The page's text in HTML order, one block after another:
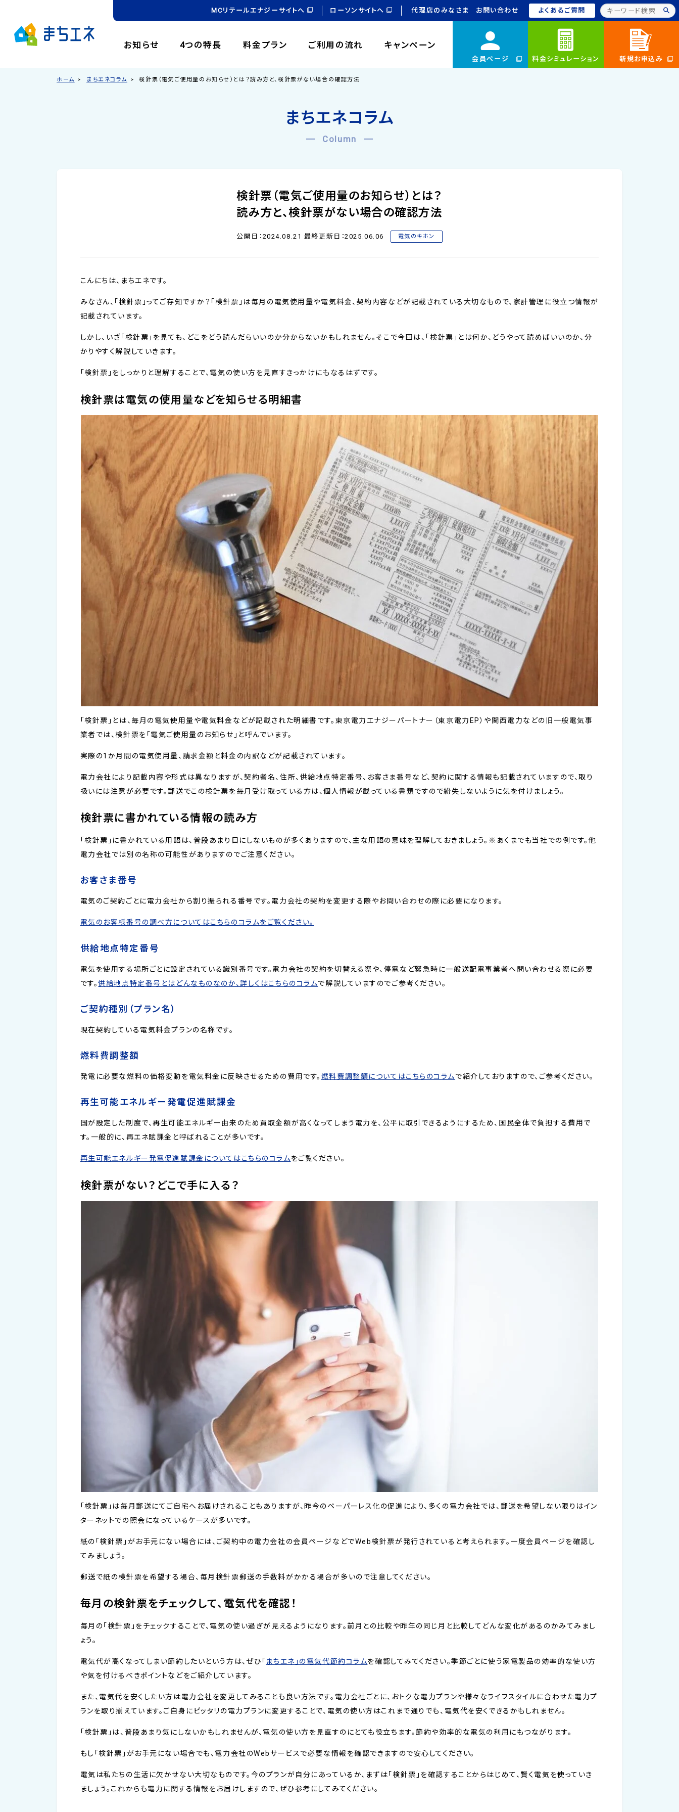
会員ページ 料金シミュレーション 新規お申込み
お知らせ 4つの特長 料金プラン ご利用の流れ キャンペーン
MCリテールエナジーサイトへ ローソンサイトへ 代理店のみなさま お問い合わせ よくあるご質問
ホーム まちエネコラム 検針票（電気ご使用量のお知らせ）とは？読み方と、検針票がない場合の確認方法
まちエネコラム
Column
検針票（電気ご使用量のお知らせ）とは？
読み方と、検針票がない場合の確認方法
公開日：2024.08.21 最終更新日：2025.06.06 電気のキホン
こんにちは、まちエネです。
みなさん、「検針票」ってご存知ですか？「検針票」は毎月の電気使用量や電気料金、契約内容などが記載されている大切なもので、家計管理に役立つ情報が
記載されています。
しかし、いざ「検針票」を見ても、どこをどう読んだらいいのか分からないかもしれません。そこで今回は、「検針票」とは何か、どうやって読めばいいのか、分
かりやすく解説していきます。
「検針票」をしっかりと理解することで、電気の使い方を見直すきっかけにもなるはずです。
検針票は電気の使用量などを知らせる明細書
「検針票」とは、毎月の電気使用量や電気料金などが記載された明細書です。東京電力エナジーパートナー（東京電力EP）や関西電力などの旧一般電気事
業者では、検針票を「電気ご使用量のお知らせ」と呼んでいます。
実際の1か月間の電気使用量、請求金額と料金の内訳などが記載されています。
電力会社により記載内容や形式は異なりますが、契約者名、住所、供給地点特定番号、お客さま番号など、契約に関する情報も記載されていますので、取り
扱いには注意が必要です。郵送でこの検針票を毎月受け取っている方は、個人情報が載っている書類ですので紛失しないように気を付けましょう。
検針票に書かれている情報の読み方
「検針票」に書かれている用語は、普段あまり目にしないものが多くありますので、主な用語の意味を理解しておきましょう。※あくまでも当社での例です。他
電力会社では別の名称の可能性がありますのでご注意ください。
お客さま番号
電気のご契約ごとに電力会社から割り振られる番号です。電力会社の契約を変更する際やお問い合わせの際に必要になります。
電気のお客様番号の調べ方についてはこちらのコラムをご覧ください。
供給地点特定番号
電気を使用する場所ごとに設定されている識別番号です。電力会社の契約を切替える際や、停電など緊急時に一般送配電事業者へ問い合わせる際に必要
です。供給地点特定番号とはどんなものなのか、詳しくはこちらのコラムで解説していますのでご参考ください。
ご契約種別 （プラン名）
現在契約している電気料金プランの名称です。
燃料費調整額
発電に必要な燃料の価格変動を電気料金に反映させるための費用です。 燃料費調整額についてはこちらのコラムで紹介しておりますので、ご参考ください。
再生可能エネルギー発電促進賦課金
国が設定した制度で、再生可能エネルギー由来のため買取金額が高くなってしまう電力を、公平に取引できるようにするため、国民全体で負担する費用で
す。一般的に、再エネ賦課金と呼ばれることが多いです。
再生可能エネルギー発電促進賦課金についてはこちらのコラムをご覧ください。
検針票がない？どこで手に入る？
「検針票」は毎月郵送にてご自宅へお届けされることもありますが、昨今のペーパーレス化の促進により、多くの電力会社では、郵送を希望しない限りはイン
ターネットでの照会になっているケースが多いです。
紙の「検針票」がお手元にない場合には、ご契約中の電力会社の会員ページなどでWeb検針票が発行されていると考えられます。一度会員ページを確認し
てみましょう。
郵送で紙の検針票を希望する場合、毎月検針票郵送の手数料がかかる場合が多いので注意してください。
毎月の検針票をチェックして、電気代を確認！
毎月の「検針票」をチェックすることで、電気の使い過ぎが見えるようになります。前月との比較や昨年の同じ月と比較してどんな変化があるのかみてみまし
ょう。
電気代が高くなってしまい節約したいという方は、ぜひ「 まちエネ」の電気代節約コラムを確認してみてください。季節ごとに使う家電製品の効率的な使い方
や気を付けるべきポイントなどをご紹介しています。
また、電気代を安くしたい方は電力会社を変更してみることも良い方法です。電力会社ごとに、おトクな電力プランや様々なライフスタイルに合わせた電力プ
ランを取り揃えています。ご自身にピッタリの電力プランに変更することで、電気の使い方はこれまで通りでも、電気代を安くできるかもしれません。
「検針票」は、普段あまり気にしないかもしれませんが、電気の使い方を見直すのにとても役立ちます。節約や効率的な電気の利用にもつながります。
もし「検針票」がお手元にない場合でも、電力会社のWebサービスで必要な情報を確認できますので安心してください。
電気は私たちの生活に欠かせない大切なものです。今のプランが自分にあっているか、まずは「検針票」を確認することからはじめて、賢く電気を使っていき
ましょう。これからも電力に関する情報をお届けしますので、ぜひ参考にしてみてください。